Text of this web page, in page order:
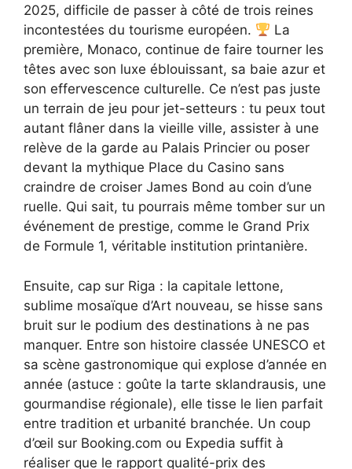
2025, difficile de passer à côté de trois reines
incontestées du tourisme européen.
La
première, Monaco, continue de faire tourner les
têtes avec son luxe éblouissant, sa baie azur et
son effervescence culturelle. Ce n’est pas juste
un terrain de jeu pour jet-setteurs : tu peux tout
autant flâner dans la vieille ville, assister à une
relève de la garde au Palais Princier ou poser
devant la mythique Place du Casino sans
craindre de croiser James Bond au coin d’une
ruelle. Qui sait, tu pourrais même tomber sur un
événement de prestige, comme le Grand Prix
de Formule 1, véritable institution printanière.
Ensuite, cap sur Riga : la capitale lettone,
sublime mosaïque d’Art nouveau, se hisse sans
bruit sur le podium des destinations à ne pas
manquer. Entre son histoire classée UNESCO et
sa scène gastronomique qui explose d’année en
année (astuce : goûte la tarte sklandrausis, une
gourmandise régionale), elle tisse le lien parfait
entre tradition et urbanité branchée. Un coup
d’œil sur Booking.com ou Expedia suffit à
réaliser que le rapport qualité-prix des